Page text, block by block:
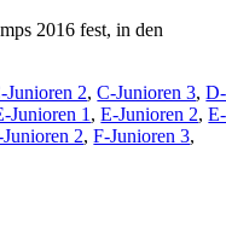
2016 fest, in den
Junioren 2,C-Junioren 3,D-
Junioren 1 ,E-Junioren 2,E-
2,F-Junioren 3,